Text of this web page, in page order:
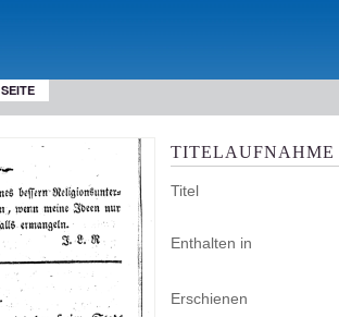
SEITE
TITELAUFNAHME
Titel
Enthalten in
Erschienen